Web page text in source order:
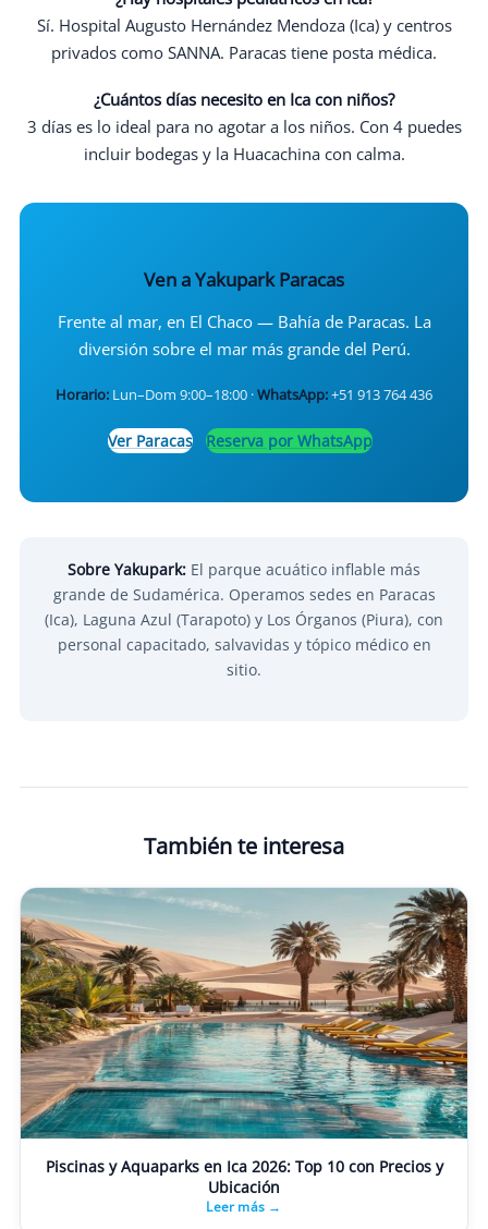
Sí. Hospital Augusto Hernández Mendoza (Ica) y centros
privados como SANNA. Paracas tiene posta médica.
¿Cuántos días necesito en Ica con niños?
3 días es lo ideal para no agotar a los niños. Con 4 puedes
incluir bodegas y la Huacachina con calma.
Ven a Yakupark Paracas
Frente al mar, en El Chaco — Bahía de Paracas. La
diversión sobre el mar más grande del Perú.
Horario: Lun–Dom 9:00–18:00 ·WhatsApp:+51 913 764 436
Ver Paracas Reserva por WhatsApp
Sobre Yakupark: El parque acuático inflable más
grande de Sudamérica. Operamos sedes en Paracas
(Ica), Laguna Azul (Tarapoto) y Los Órganos (Piura), con
personal capacitado, salvavidas y tópico médico en
sitio.
También te interesa
Piscinas y Aquaparks en Ica 2026: Top 10 con Precios y
Ubicación
Leer más →